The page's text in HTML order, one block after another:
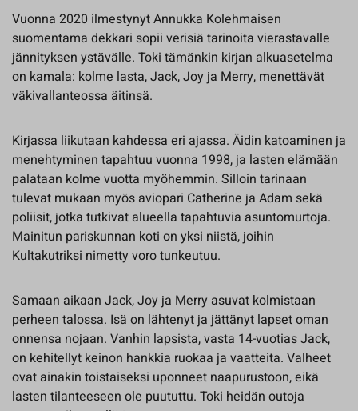
Vuonna 2020 ilmestynyt Annukka Kolehmaisen
suomentama dekkari sopii verisiä tarinoita vierastavalle
jännityksen ystävälle. Toki tämänkin kirjan alkuasetelma
on kamala: kolme lasta, Jack, Joy ja Merry, menettävät
väkivallanteossa äitinsä.
Kirjassa liikutaan kahdessa eri ajassa. Äidin katoaminen ja
menehtyminen tapahtuu vuonna 1998, ja lasten elämään
palataan kolme vuotta myöhemmin. Silloin tarinaan
tulevat mukaan myös aviopari Catherine ja Adam sekä
poliisit, jotka tutkivat alueella tapahtuvia asuntomurtoja.
Mainitun pariskunnan koti on yksi niistä, joihin
Kultakutriksi nimetty voro tunkeutuu.
Samaan aikaan Jack, Joy ja Merry asuvat kolmistaan
perheen talossa. Isä on lähtenyt ja jättänyt lapset oman
onnensa nojaan. Vanhin lapsista, vasta 14-vuotias Jack,
on kehitellyt keinon hankkia ruokaa ja vaatteita. Valheet
ovat ainakin toistaiseksi uponneet naapurustoon, eikä
lasten tilanteeseen ole puututtu. Toki heidän outoja